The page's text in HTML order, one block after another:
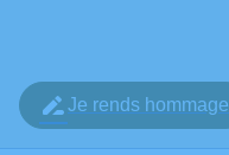
Je rends hommage